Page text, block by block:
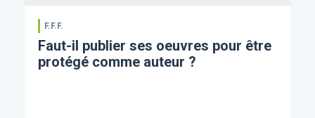
F.F.F.
Faut-il publier ses oeuvres pour être
protégé comme auteur ?